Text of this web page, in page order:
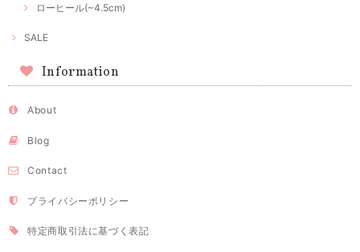
ローヒール(~4.5cm)
SALE
Information
About
Blog
Contact
プライバシーポリシー
特定商取引法に基づく表記